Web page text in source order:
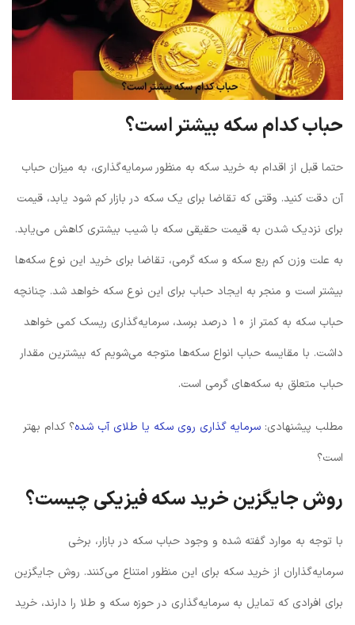
حباب کدام سکه بیشتر است؟
حتما قبل از اقدام به خرید سکه به منظور سرمایه‌‌گذاری، به میزان حباب
آن دقت کنید. وقتی که تقاضا برای یک سکه در بازار کم شود یابد، قیمت
برای نزدیک شدن به قیمت حقیقی سکه با شیب بیشتری کاهش می‌یابد.
به علت وزن کم ربع سکه و سکه گرمی، تقاضا برای خرید این نوع سکه‌ها
بیشتر است و منجر به ایجاد حباب برای این نوع سکه خواهد شد. چنانچه
حباب سکه به کمتر از 10 درصد برسد، سرمایه‌گذاری ریسک کمی خواهد
داشت. با مقایسه حباب انواع سکه‌ها متوجه می‌شویم که بیشترین مقدار
حباب متعلق به سکه‌های گرمی است.
مطلب پیشنهادی: سرمایه گذاری روی سکه یا طلای آب شده؟ کدام بهتر
است؟
روش جایگزین خرید سکه فیزیکی چیست؟
با توجه به موارد گفته شده و وجود حباب سکه در بازار، برخی
سرمایه‌گذاران از خرید سکه برای این منظور امتناع می‌کنند. روش جایگزین
برای افرادی که تمایل به سرمایه‌گذاری در حوزه سکه و طلا را دارند، خرید